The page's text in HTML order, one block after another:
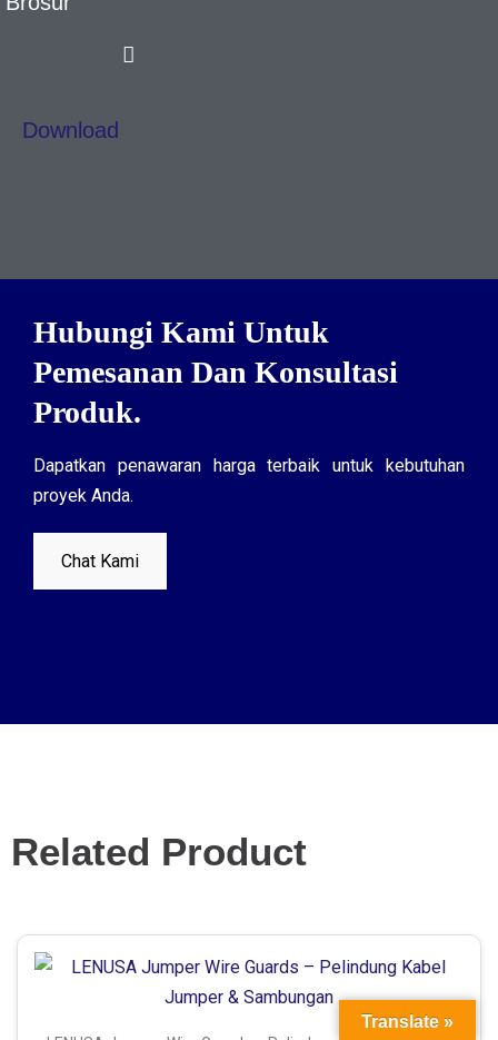
Download
Hubungi Kami Untuk
Pemesanan Dan Konsultasi
Produk.
Dapatkan penawaran harga terbaik untuk kebutuhan
proyek Anda.
Chat Kami
Related Product
Translate »